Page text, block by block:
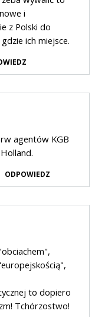
i
z Polski do
ich miejsce.
agentów KGB
ODPOWIEDZ
to dopiero
Tchórzostwo!